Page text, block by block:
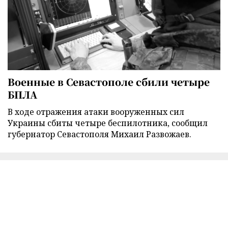
Военные в Севастополе сбили четыре
БПЛА
В ходе отражения атаки вооруженных сил
Украины сбиты четыре беспилотника, сообщил
губернатор Севастополя Михаил Развожаев.